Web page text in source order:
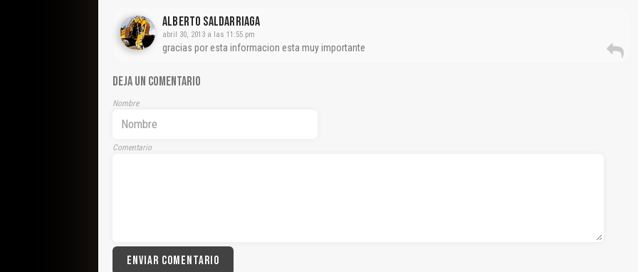
Alberto Saldarriaga
abril 30, 2013 a las 11:55 pm
gracias por esta informacion esta muy importante
DEJA UN COMENTARIO
Nombre
Comentario